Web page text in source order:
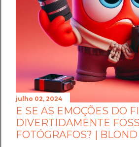
julho 02, 2024
E SE AS EMOÇÕES DO
DIVERTIDAMENTE
FOTÓGRAFOS? |